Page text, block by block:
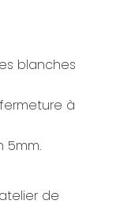
blanches
à
5mm.
de